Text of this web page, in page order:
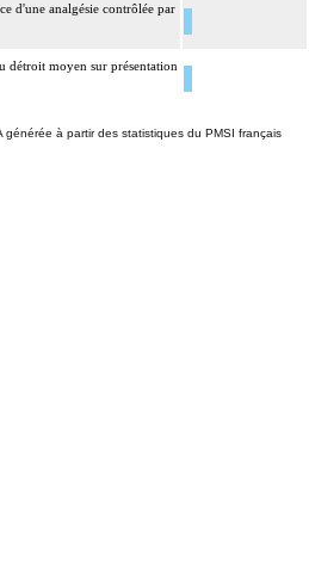
d'une analgésie contrôlée par
détroit moyen sur présentation
générée à partir des statistiques du PMSI français